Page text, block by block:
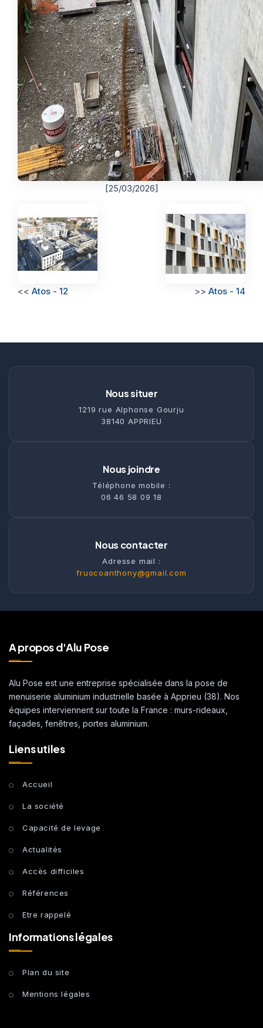
[25/03/2026]
<< Atos - 12 >> Atos - 14
Nous situer
1219 rue Alphonse Gourju
38140 APPRIEU
Nous joindre
Téléphone mobile :
06 46 58 09 18
Nous contacter
Adresse mail :
fruocoanthony@gmail.com
A propos d'Alu Pose
Alu Pose est une entreprise spécialisée dans la pose de
menuiserie aluminium industrielle basée à Apprieu (38). Nos
équipes interviennent sur toute la France : murs-rideaux,
façades, fenêtres, portes aluminium.
Liens utiles
Accueil
La société
Capacité de levage
Actualités
Accès difficiles
Références
Etre rappelé
Informations légales
Plan du site
Mentions légales